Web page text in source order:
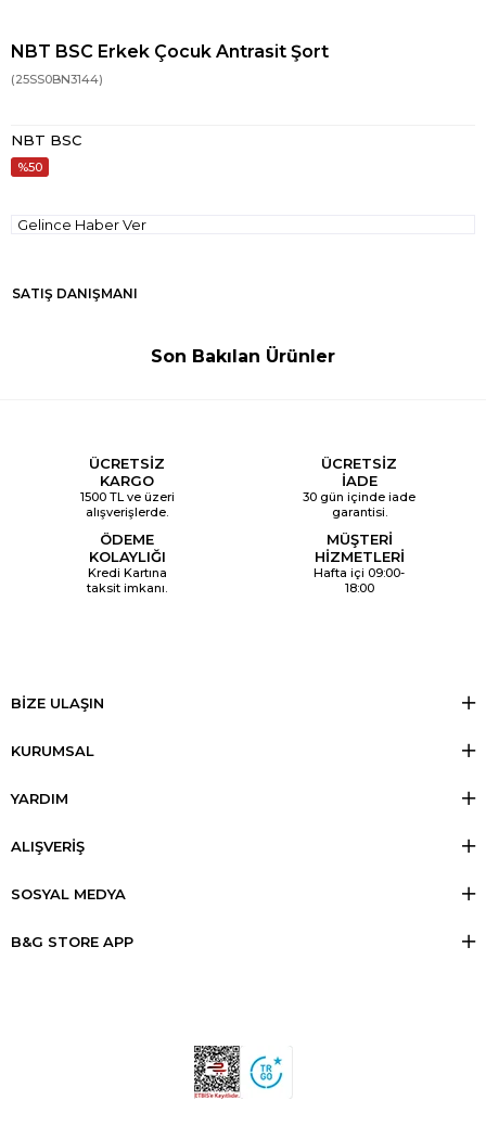
NBT BSC Erkek Çocuk Antrasit Şort
(25SS0BN3144)
NBT BSC
50
Gelince Haber Ver
SATIŞ DANIŞMANI
Son Bakılan Ürünler
ÜCRETSİZ
KARGO
1500 TL ve üzeri
alışverişlerde.
ÜCRETSİZ
İADE
30 gün içinde iade
garantisi.
ÖDEME
KOLAYLIĞI
Kredi Kartına
taksit imkanı.
MÜŞTERİ
HİZMETLERİ
Hafta içi 09:00-
18:00
BİZE ULAŞIN
KURUMSAL
YARDIM
ALIŞVERİŞ
SOSYAL MEDYA
B&G STORE APP